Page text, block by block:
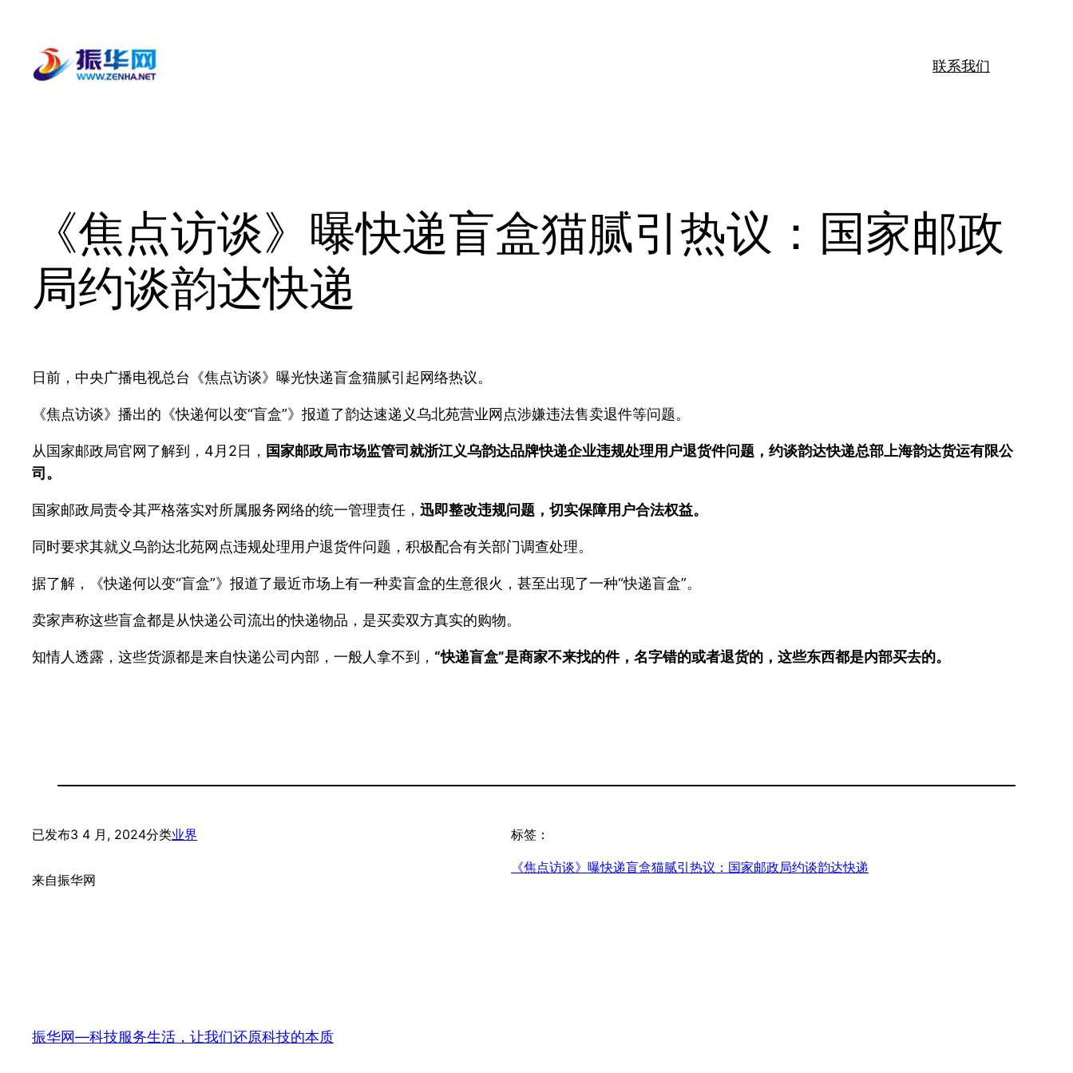
联系我们
《焦点访谈》曝快递盲盒猫腻引热议：国家邮政
局约谈韵达快递
日前，中央广播电视总台《焦点访谈》曝光快递盲盒猫腻引起网络热议。
《焦点访谈》播出的《快递何以变“盲盒”》报道了韵达速递义乌北苑营业网点涉嫌违法售卖退件等问题。
从国家邮政局官网了解到，4月2日， 国家邮政局市场监管司就浙江义乌韵达品牌快递企业违规处理用户退货件问题，约谈韵达快递总部上海韵达货运有限公
司。
国家邮政局责令其严格落实对所属服务网络的统一管理责任， 迅即整改违规问题，切实保障用户合法权益。
同时要求其就义乌韵达北苑网点违规处理用户退货件问题，积极配合有关部门调查处理。
据了解，《快递何以变“盲盒”》报道了最近市场上有一种卖盲盒的生意很火，甚至出现了一种“快递盲盒”。
卖家声称这些盲盒都是从快递公司流出的快递物品，是买卖双方真实的购物。
知情人透露，这些货源都是来自快递公司内部，一般人拿不到， “快递盲盒”是商家不来找的件，名字错的或者退货的，这些东西都是内部买去的。
已发布3 4 月, 2024分类业界
来自振华网
标签：
《焦点访谈》曝快递盲盒猫腻引热议：国家邮政局约谈韵达快递
振华网—科技服务生活，让我们还原科技的本质